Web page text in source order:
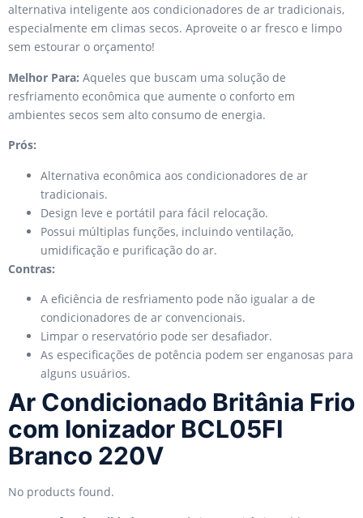
alternativa inteligente aos condicionadores de ar tradicionais,
especialmente em climas secos. Aproveite o ar fresco e limpo
sem estourar o orçamento!
Melhor Para: Aqueles que buscam uma solução de
resfriamento econômica que aumente o conforto em
ambientes secos sem alto consumo de energia.
Prós:
Alternativa econômica aos condicionadores de ar
tradicionais.
Design leve e portátil para fácil relocação.
Possui múltiplas funções, incluindo ventilação,
umidificação e purificação do ar.
Contras:
A eficiência de resfriamento pode não igualar a de
condicionadores de ar convencionais.
Limpar o reservatório pode ser desafiador.
As especificações de potência podem ser enganosas para
alguns usuários.
Ar Condicionado Britânia Frio
com Ionizador BCL05FI
Branco 220V
No products found.